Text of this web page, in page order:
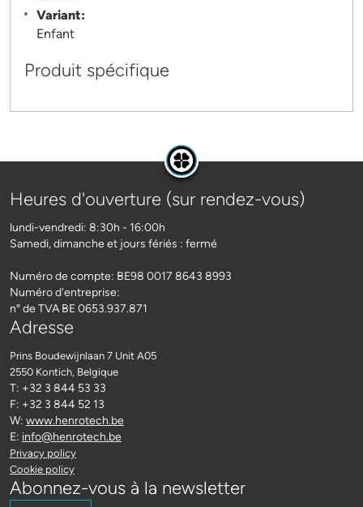
Variant:
Enfant
Produit spécifique
Heures d'ouverture (sur rendez-vous)
lundi-vendredi: 8:30h - 16:00h
Samedi, dimanche et jours fériés : fermé
Numéro de compte: BE98 0017 8643 8993
Numéro d'entreprise:
n° de TVA BE 0653.937.871
Adresse
Prins Boudewijnlaan 7 Unit A05
2550 Kontich, Belgique
T: +32 3 844 53 33
F: +32 3 844 52 13
W: www.henrotech.be
E: info@henrotech.be
Privacy policy
Cookie policy
Abonnez-vous à la newsletter